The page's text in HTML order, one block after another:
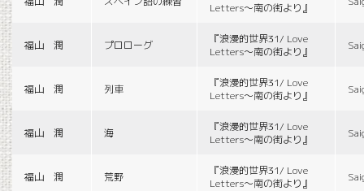
Letters〜南の街より』
福山 潤 プロローグ
『浪漫的世界31/ Love
Letters〜南の街より』
福山 潤 列車
『浪漫的世界31/ Love
Letters〜南の街より』
福山 潤 海
『浪漫的世界31/ Love
Letters〜南の街より』
福山 潤 荒野
『浪漫的世界31/ Love
Letters〜南の街より』